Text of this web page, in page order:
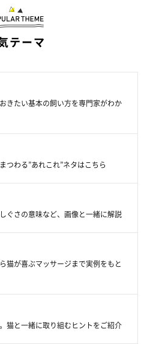
と、寝室にやってくる愛猫。これ
いるような、子猫に戻ったような
までくる場合は、顔まわりをなで
ろぎの時間を一緒に過ごすと、距
たところで過ごしている場合は、
テーマ
きたい基本の飼い方を専門家がわか
つわる”あれこれ”ネタはこちら
ぐさの意味など、画像と一緒に解説
猫が喜ぶマッサージまで実例をもと
猫と一緒に取り組むヒントをご紹介